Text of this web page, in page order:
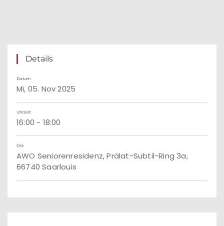
Details
Datum
Mi, 05. Nov 2025
Uhrzeit:
16:00 - 18:00
Ort:
AWO Seniorenresidenz, Prälat-Subtil-Ring 3a,
66740 Saarlouis